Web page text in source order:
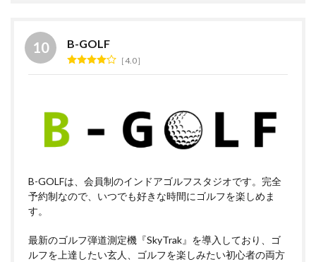
B-GOLF
4.0
B-GOLFは、会員制のインドアゴルフスタジオです。完全
予約制なので、いつでも好きな時間にゴルフを楽しめま
す。
最新のゴルフ弾道測定機『SkyTrak』を導入しており、ゴ
ルフを上達したい玄人、ゴルフを楽しみたい初心者の両方